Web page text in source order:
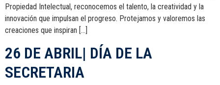
Propiedad Intelectual, reconocemos el talento, la creatividad y la
innovación que impulsan el progreso. Protejamos y valoremos las
creaciones que inspiran […]
26 DE ABRIL| DÍA DE LA
SECRETARIA